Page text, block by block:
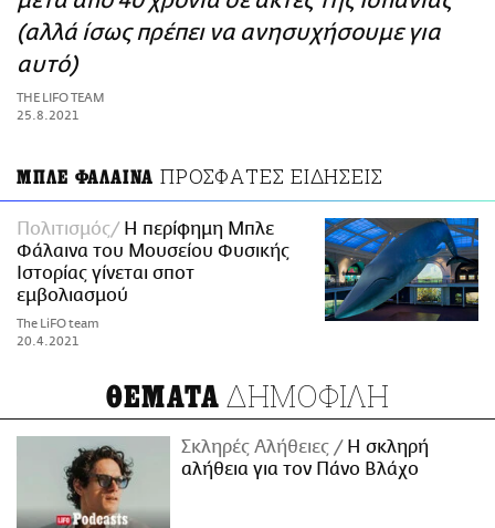
ΑΜΠΑ
PRINT
(αλλά ίσως πρέπει να ανησυχήσουμε για
αυτό)
THE LIFO TEAM
25.8.2021
ΜΠΛΕ ΦΑΛΑΙΝΑ ΠΡΟΣΦΑΤΕΣ ΕΙΔΗΣΕΙΣ
Πολιτισμός
Η περίφημη Μπλε
Φάλαινα του Μουσείου Φυσικής
Ιστορίας γίνεται σποτ
εμβολιασμού
The LiFO team
20.4.2021
ΘΕΜΑΤΑ ΔΗΜΟΦΙΛΗ
Σκληρές Αλήθειες
H σκληρή
αλήθεια για τον Πάνο Βλάχο